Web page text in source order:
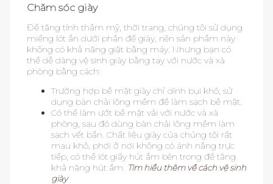
Chăm sóc giày
Để tăng tính thẩm mỹ, thời trang, chúng tôi sử dụng
miếng lót ẩn dưới phần đế giày, nên sản phẩm này
không có khả năng giặt bằng máy. Nhưng bạn có
thể dễ dàng vệ sinh giày bằng tay với nước và xà
phòng bằng cách:
Trường hợp bề mặt giày chỉ dính bụi khô, sử
dụng bàn chải lông mềm để làm sạch bề mặt.
Có thể làm ướt bề mặt vải với nước và xà
phòng, sau đó dùng bàn chải lông mềm làm
sạch vết bẩn. Chất liệu giày của chúng tôi rất
mau khô, phơi ở nơi không có ánh nắng trực
tiếp, có thể lót giấy hút ẩm bên trong để tăng
khả năng hút ẩm. Tìm hiểu thêm về cách vệ sinh
giày